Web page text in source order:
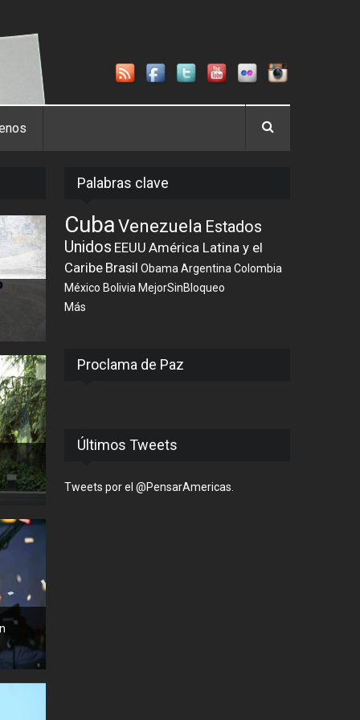
Palabras clave
CubaVenezuela Estados
Unidos EEUU América Latina y el
Caribe Brasil Obama Argentina Colombia
México Bolivia MejorSinBloqueo
Más
Proclama de Paz
Últimos Tweets
Tweets por el @PensarAmericas.